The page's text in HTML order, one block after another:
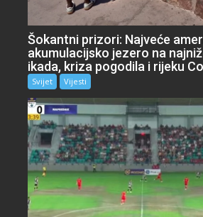
Šokantni prizori: Najveće
akumulacijsko jezero na
ikada, kriza pogodila i rijeku
Svijet Vijesti